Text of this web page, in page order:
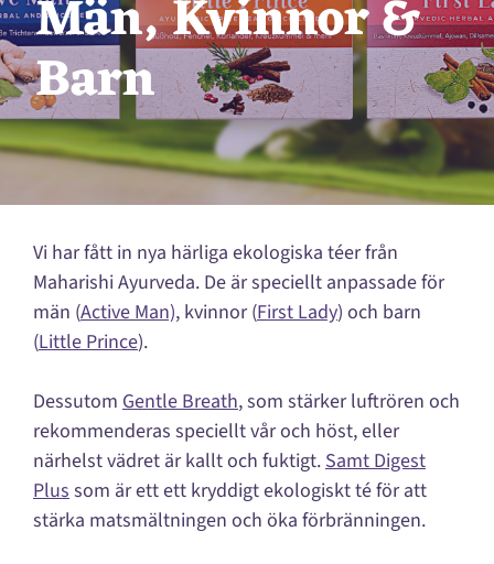
Män, Kvinnor &
Barn
Vi har fått in nya härliga ekologiska téer från
Maharishi Ayurveda. De är speciellt anpassade för
män (Active Man), kvinnor (First Lady) och barn
(Little Prince).
Dessutom Gentle Breath, som stärker luftrören och
rekommenderas speciellt vår och höst, eller
närhelst vädret är kallt och fuktigt. Samt Digest
Plus som är ett ett kryddigt ekologiskt té för att
stärka matsmältningen och öka förbränningen.